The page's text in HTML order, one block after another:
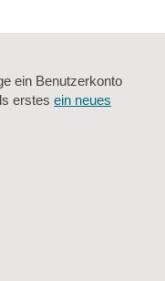
ein Benutzerkonto
erstes ein neues